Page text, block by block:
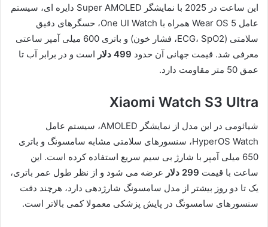
این ساعت در 2025 با نمایشگر Super AMOLED دایره ای، سیستم
عامل Wear OS 5 همراه با One UI Watch، حسگرهای دقیق
سلامتی (ECG، SpO2، فشار خون) و باتری 600 میلی آمپر ساعتی
معرفی شد. قیمت جهانی آن حدود 499 دلار
است و در برابر آب تا
عمق 50 متر مقاومت دارد.
Xiaomi Watch S3 Ultra
شیائومی در این مدل از نمایشگر AMOLED، سیستم عامل
HyperOS Watch، سنسورهای سلامتی مشابه سامسونگ و باتری
650 میلی آمپر با شارژ بی سیم سریع استفاده کرده است. این
ساعت با قیمت 299 دلار
عرضه می شود و از نظر طول عمر باتری،
یک تا دو روز بیشتر از مدل سامسونگ شارژدهی دارد، هرچند دقت
سنسورهای سامسونگ در پایش پزشکی معمولا کمی بالاتر است.